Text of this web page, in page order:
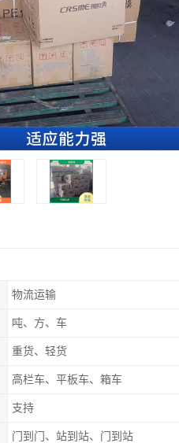
物流运输
吨、方、车
重货、轻货
高栏车、平板车、箱车
支持
门到门、站到站、门到站